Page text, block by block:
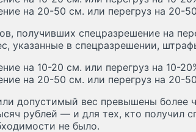
на 20-50 см. или перегруз на 20-
получивших спецразрешение на
указанные в спецразрешении,
на 10-20 см. или перегруз на 10-
на 20-50 см. или перегруз на 20-
допустимый вес превышены более
рублей — и для тех, кто получил
не было.